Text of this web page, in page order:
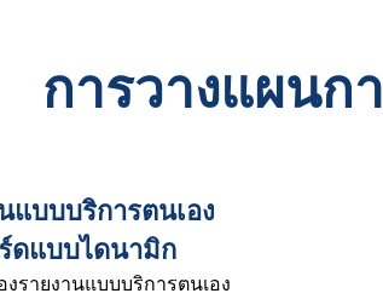
การวางแผน
แบบบริการตนเอง
ดแบบไดนามิก
รายงานแบบบริการตนเอง